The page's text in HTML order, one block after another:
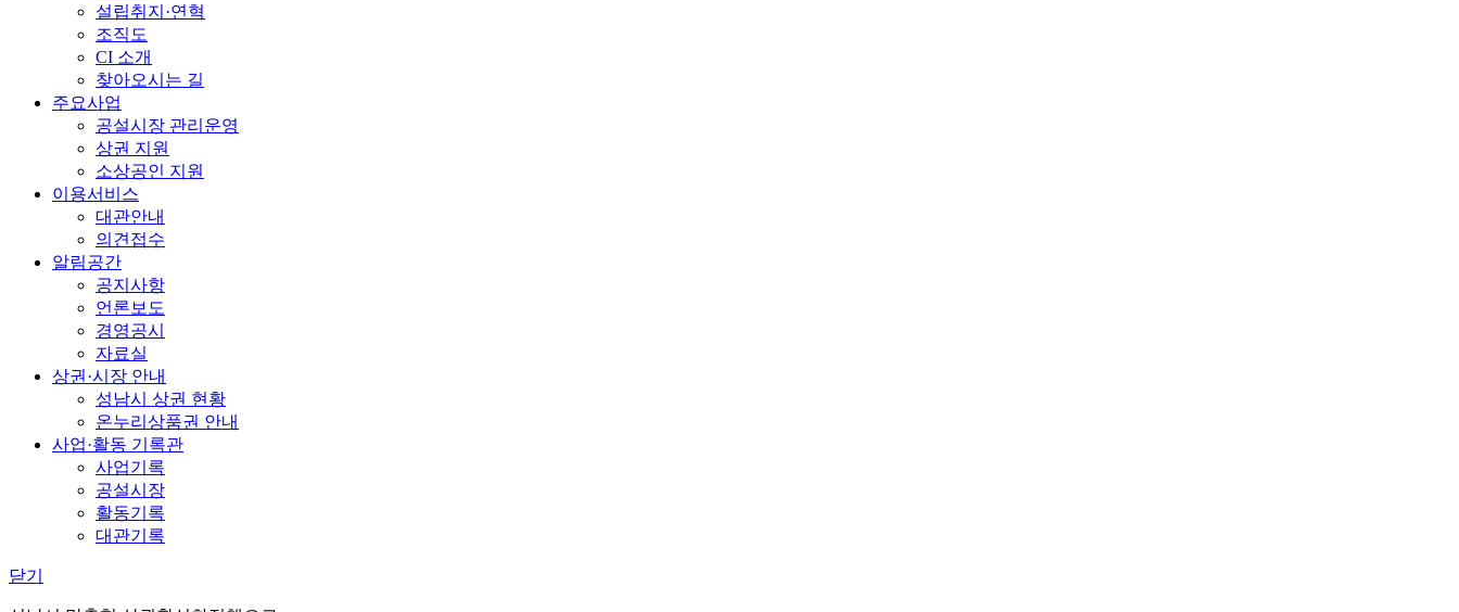
설립취지·연혁
조직도
CI 소개
찾아오시는 길
주요사업
공설시장 관리운영
상권 지원
소상공인 지원
이용서비스
대관안내
의견접수
알림공간
공지사항
언론보도
경영공시
자료실
상권·시장 안내
성남시 상권 현황
온누리상품권 안내
사업·활동 기록관
사업기록
공설시장
활동기록
대관기록
닫기